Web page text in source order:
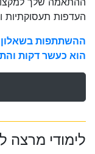
העדפות תעסוקתיות
ההשתתפות בשאלון
הוא כעשר דקות
לימודי מרצה